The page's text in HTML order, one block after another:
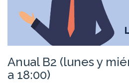
Anual B2 (lunes y
a 18:00)